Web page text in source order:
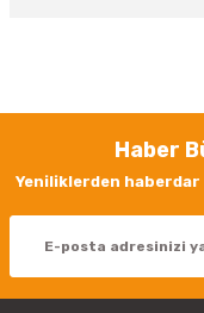
Görüş ve önerileriniz için
Ürün resmi kalitesiz,
Ürün bilgilerinde hatalar
Haber
Yeniliklerden